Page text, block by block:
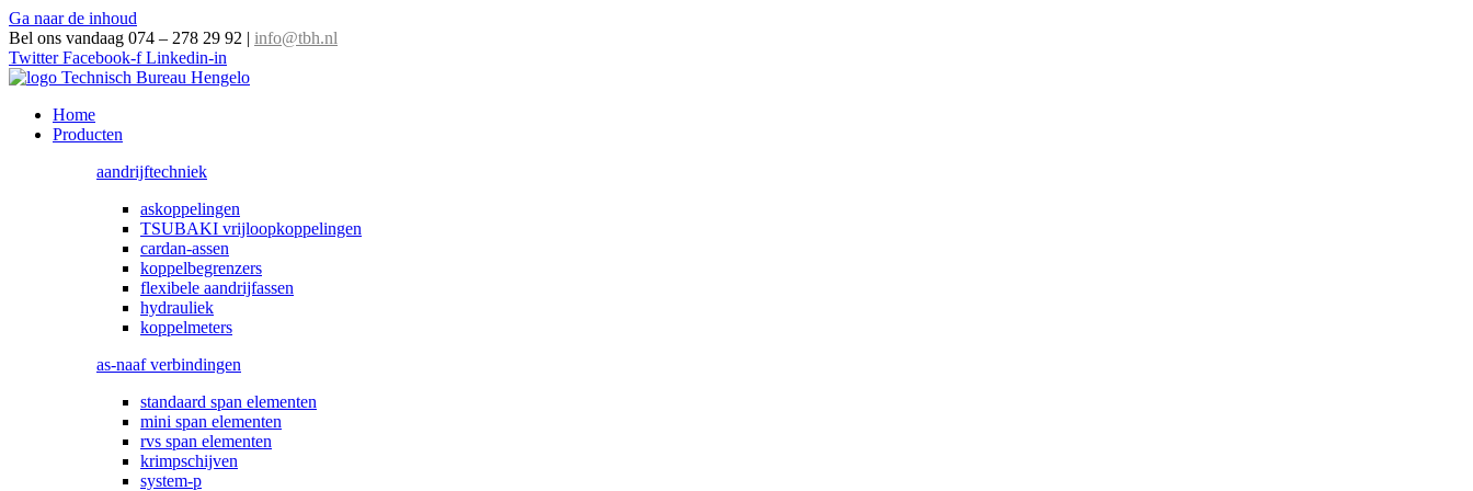
Ga naar de inhoud
Bel ons vandaag 074 – 278 29 92 | info@tbh.nl
Twitter Facebook-f Linkedin-in
Home
Producten
aandrijftechniek
askoppelingen
TSUBAKI vrijloopkoppelingen
cardan-assen
koppelbegrenzers
flexibele aandrijfassen
hydrauliek
koppelmeters
as-naaf verbindingen
standaard span elementen
mini span elementen
rvs span elementen
krimpschijven
system-p